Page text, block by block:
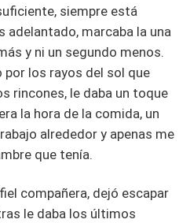
siempre está
marcaba la una
y ni un segundo menos.
por los rayos del sol que
rincones, le daba un toque
la hora de la comida, un
alrededor y apenas me
que tenía.
compañera, dejó escapar
le daba los últimos